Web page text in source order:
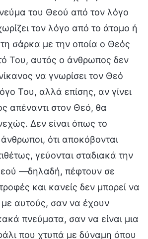
του Θεού από τον λόγο
τον λόγο από το άτομο ή
σάρκα με την οποία ο Θεός
Του, αυτός ο άνθρωπος δεν
να γνωρίσει τον Θεό
Του, αλλά επίσης, αν γίνει
απέναντι στον Θεό, θα
Δεν είναι όπως το
ότι αποκόβονται
γεύονται σταδιακά την
—δηλαδή, πέφτουν σε
και κανείς δεν μπορεί να
με αυτούς, σαν να έχουν
πνεύματα, σαν να είναι μια
που χτυπά με δύναμη όπου